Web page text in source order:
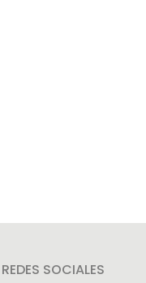
REDES SOCIALES